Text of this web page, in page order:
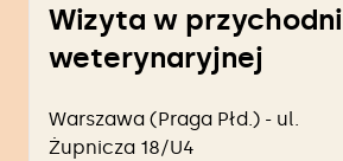
Wizyta w przychodni
weterynaryjnej
Warszawa (Praga Płd.) - ul.
Żupnicza 18/U4